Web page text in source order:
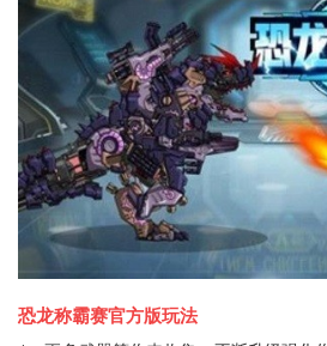
恐龙称霸赛官方版玩法